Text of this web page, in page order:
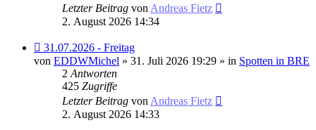
Letzter Beitrag von Andreas Fietz
2. August 2026 14:34
Neuer
Beitrag
31.07.2026 - Freitag
von EDDWMichel » 31. Juli 2026 19:29 » in Spotten in BRE
2 Antworten
425 Zugriffe
Letzter Beitrag von Andreas Fietz
2. August 2026 14:33